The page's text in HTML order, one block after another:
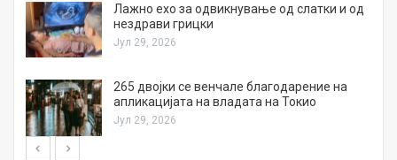
Лажно ехо за одвикнување од слатки и од
нездрави грицки
Јул 29, 2026
265 двојки се венчале благодарение на
апликацијата на владата на Токио
Јул 29, 2026